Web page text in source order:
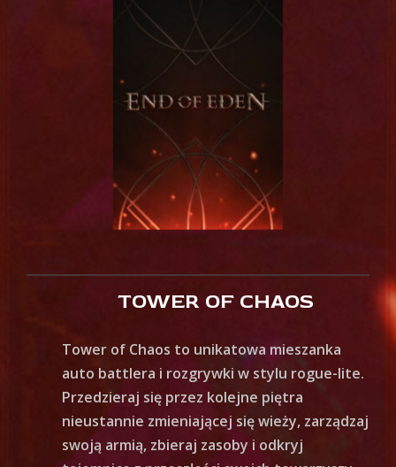
TOWER OF CHAOS
Tower of Chaos to unikatowa mieszanka
auto battlera i rozgrywki w stylu rogue-lite.
Przedzieraj się przez kolejne piętra
nieustannie zmieniającej się wieży, zarządzaj
swoją armią, zbieraj zasoby i odkryj